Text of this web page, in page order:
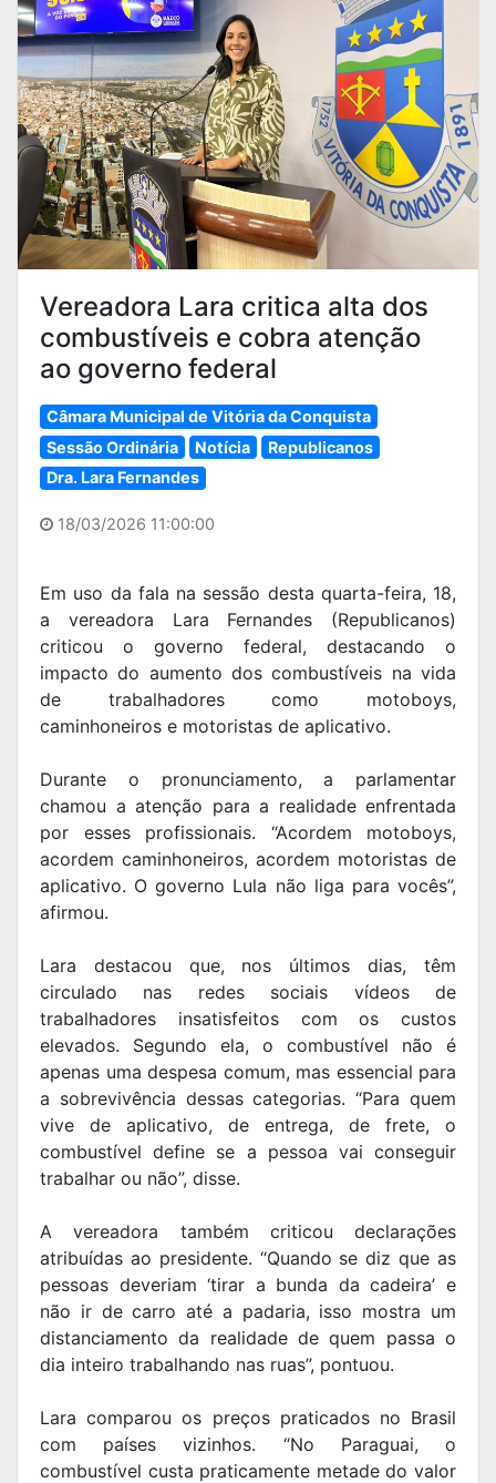
Vereadora Lara critica alta dos
combustíveis e cobra atenção
ao governo federal
Câmara Municipal de Vitória da Conquista
Sessão Ordinária
Notícia
Republicanos
Dra. Lara Fernandes
18/03/2026 11:00:00
Em uso da fala na sessão desta quarta-feira, 18,
a vereadora Lara Fernandes (Republicanos)
criticou o governo federal, destacando o
impacto do aumento dos combustíveis na vida
de trabalhadores como motoboys,
caminhoneiros e motoristas de aplicativo.
Durante o pronunciamento, a parlamentar
chamou a atenção para a realidade enfrentada
por esses profissionais. “Acordem motoboys,
acordem caminhoneiros, acordem motoristas de
aplicativo. O governo Lula não liga para vocês”,
afirmou.
Lara destacou que, nos últimos dias, têm
circulado nas redes sociais vídeos de
trabalhadores insatisfeitos com os custos
elevados. Segundo ela, o combustível não é
apenas uma despesa comum, mas essencial para
a sobrevivência dessas categorias. “Para quem
vive de aplicativo, de entrega, de frete, o
combustível define se a pessoa vai conseguir
trabalhar ou não”, disse.
A vereadora também criticou declarações
atribuídas ao presidente. “Quando se diz que as
pessoas deveriam ‘tirar a bunda da cadeira’ e
não ir de carro até a padaria, isso mostra um
distanciamento da realidade de quem passa o
dia inteiro trabalhando nas ruas”, pontuou.
Lara comparou os preços praticados no Brasil
com países vizinhos. “No Paraguai, o
combustível custa praticamente metade do valor